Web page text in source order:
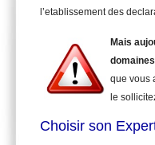
l’etablissement des
Mais
domaines
que vous
le
Choisir son